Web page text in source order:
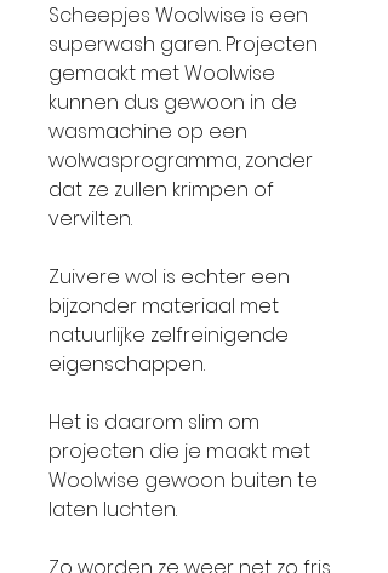
Scheepjes Woolwise is een
superwash garen. Projecten
gemaakt met Woolwise
kunnen dus gewoon in de
wasmachine op een
wolwasprogramma, zonder
dat ze zullen krimpen of
vervilten.
Zuivere wol is echter een
bijzonder materiaal met
natuurlijke zelfreinigende
eigenschappen.
Het is daarom slim om
projecten die je maakt met
Woolwise gewoon buiten te
laten luchten.